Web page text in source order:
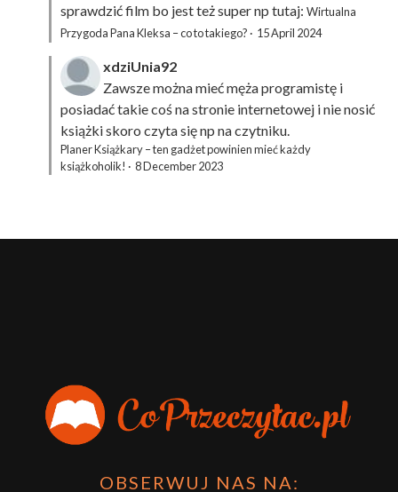
sprawdzić film bo jest też super np tutaj: Wirtualna
Przygoda Pana Kleksa – co to takiego? · 15 April 2024
xdziUnia92
Zawsze można mieć męża programistę i
posiadać takie coś na stronie internetowej i nie nosić
książki skoro czyta się np na czytniku.
Planer Książkary – ten gadżet powinien mieć każdy
książkoholik! · 8 December 2023
OBSERWUJ NAS NA: